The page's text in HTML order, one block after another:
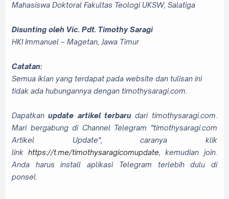
Mahasiswa Doktoral Fakultas Teologi UKSW, Salatiga
Disunting oleh Vic. Pdt. Timothy Saragi
HKI Immanuel – Magetan, Jawa Timur
Catatan:
Semua iklan yang terdapat pada website dan tulisan ini
tidak ada hubungannya dengan timothysaragi.com.
Dapatkan update artikel terbaru dari timothysaragi.com.
Mari bergabung di Channel Telegram "timothysaragi.com
Artikel Update", caranya klik
link https://t.me/timothysaragicomupdate, kemudian join.
Anda harus install aplikasi Telegram terlebih dulu di
ponsel.